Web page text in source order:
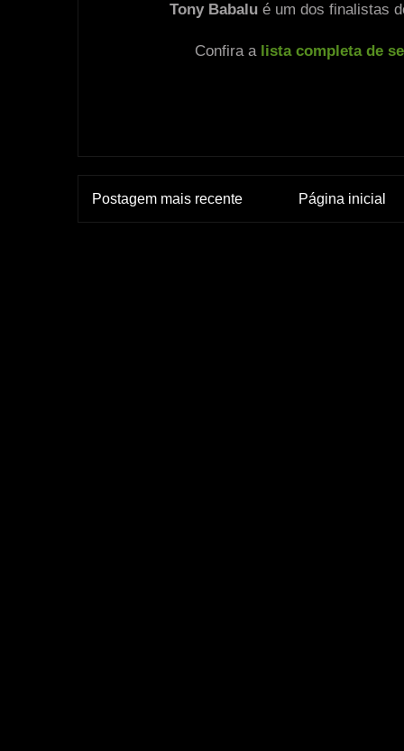
Tony Babalu é um dos finalistas
Confira a lista completa de
Postagem mais recente Página inicial